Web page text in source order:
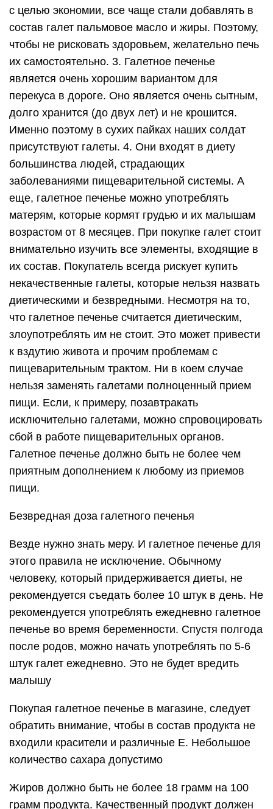
с целью экономии, все чаще стали добавлять в
состав галет пальмовое масло и жиры. Поэтому,
чтобы не рисковать здоровьем, желательно печь
их самостоятельно. 3. Галетное печенье
является очень хорошим вариантом для
перекуса в дороге. Оно является очень сытным,
долго хранится (до двух лет) и не крошится.
Именно поэтому в сухих пайках наших солдат
присутствуют галеты. 4. Они входят в диету
большинства людей, страдающих
заболеваниями пищеварительной системы. А
еще, галетное печенье можно употреблять
матерям, которые кормят грудью и их малышам
возрастом от 8 месяцев. При покупке галет стоит
внимательно изучить все элементы, входящие в
их состав. Покупатель всегда рискует купить
некачественные галеты, которые нельзя назвать
диетическими и безвредными. Несмотря на то,
что галетное печенье считается диетическим,
злоупотреблять им не стоит. Это может привести
к вздутию живота и прочим проблемам с
пищеварительным трактом. Ни в коем случае
нельзя заменять галетами полноценный прием
пищи. Если, к примеру, позавтракать
исключительно галетами, можно спровоцировать
сбой в работе пищеварительных органов.
Галетное печенье должно быть не более чем
приятным дополнением к любому из приемов
пищи.
Безвредная доза галетного печенья
Везде нужно знать меру. И галетное печенье для
этого правила не исключение. Обычному
человеку, который придерживается диеты, не
рекомендуется съедать более 10 штук в день. Не
рекомендуется употреблять ежедневно галетное
печенье во время беременности. Спустя полгода
после родов, можно начать употреблять по 5-6
штук галет ежедневно. Это не будет вредить
малышу
Покупая галетное печенье в магазине, следует
обратить внимание, чтобы в состав продукта не
входили красители и различные Е. Небольшое
количество сахара допустимо
Жиров должно быть не более 18 грамм на 100
грамм продукта. Качественный продукт должен